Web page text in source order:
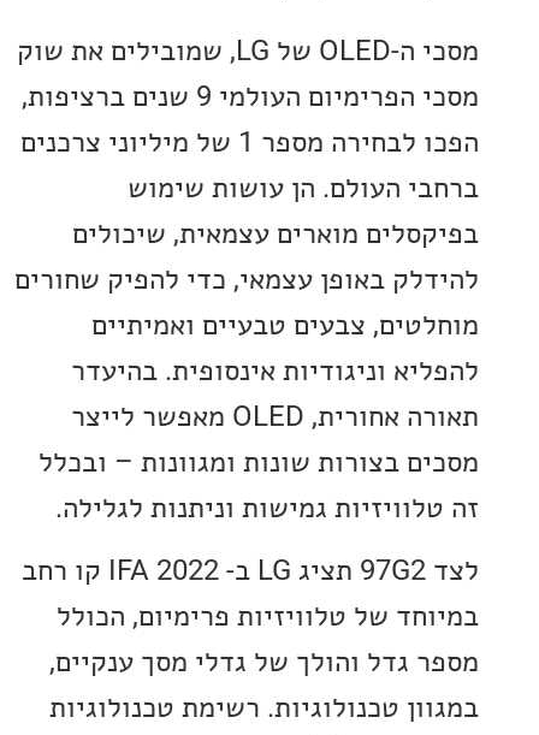
מסכי ה-OLED של LG, שמובילים את שוק
מסכי הפרימיום העולמי 9 שנים ברציפות,
הפכו לבחירה מספר 1 של מיליוני צרכנים
העולם. הן עושות שימוש
מוארים עצמאית, שיכולים
באופן עצמאי, כדי להפיק שחורים
צבעים טבעיים ואמיתיים
וניגודיות אינסופית. בהיעדר
תאורה אחורית, OLED מאפשר לייצר
בצורות שונות ומגוונות – ובכלל
גמישות וניתנות לגלילה.
לצד 97G2 תציג LG ב- IFA 2022 קו רחב
של טלוויזיות פרימיום, הכולל
גדל והולך של גדלי מסך ענקיים,
טכנולוגיות. רשימת טכנולוגיות